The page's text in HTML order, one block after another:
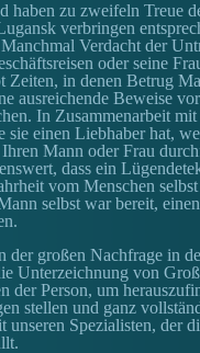
haben zu zweifeln Treue
verbringen
Verdacht der
oder seine
in denen Betrug
ausreichende Beweise
In Zusammenarbeit
einen Liebhaber hat,
Mann oder Frau
dass ein
vom Menschen
selbst war bereit,
der großen Nachfrage in
Unterzeichnung von
der Person, um
stellen und ganz
Spezialisten, der